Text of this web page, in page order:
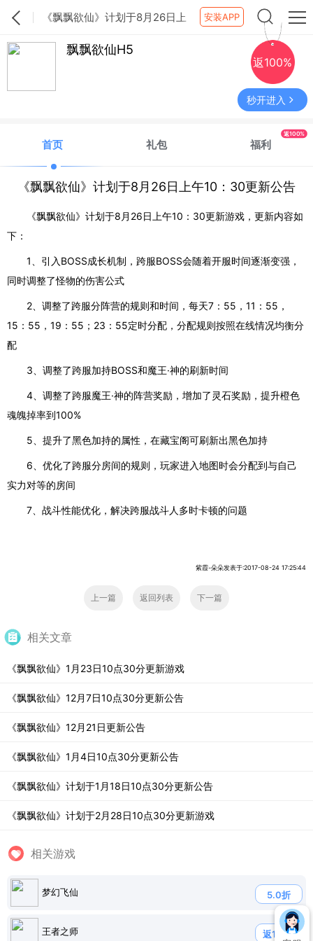
《飘飘欲仙》计划于8月26日上
午10：30更新公告
安装APP
飘飘欲仙H5
返100%
秒开进入
首页 礼包 福利
返100%
《飘飘欲仙》计划于8月26日上午10：30更新公告
《飘飘欲仙》计划于8月26日上午10：30更新游戏，更新内容如
下：
1、引入BOSS成长机制，跨服BOSS会随着开服时间逐渐变强，
同时调整了怪物的伤害公式
2、调整了跨服分阵营的规则和时间，每天7：55，11：55，
15：55，19：55；23：55定时分配，分配规则按照在线情况均衡分
配
3、调整了跨服加持BOSS和魔王·神的刷新时间
4、调整了跨服魔王·神的阵营奖励，增加了灵石奖励，提升橙色
魂魄掉率到100%
5、提升了黑色加持的属性，在藏宝阁可刷新出黑色加持
6、优化了跨服分房间的规则，玩家进入地图时会分配到与自己
实力对等的房间
7、战斗性能优化，解决跨服战斗人多时卡顿的问题
紫霞-朵朵发表于:2017-08-24 17:25:44
上一篇 返回列表 下一篇
相关文章
《飘飘欲仙》1月23日10点30分更新游戏
《飘飘欲仙》12月7日10点30分更新公告
《飘飘欲仙》12月21日更新公告
《飘飘欲仙》1月4日10点30分更新公告
《飘飘欲仙》计划于1月18日10点30分更新公告
《飘飘欲仙》计划于2月28日10点30分更新游戏
相关游戏
梦幻飞仙 5.0折
王者之师 返120%